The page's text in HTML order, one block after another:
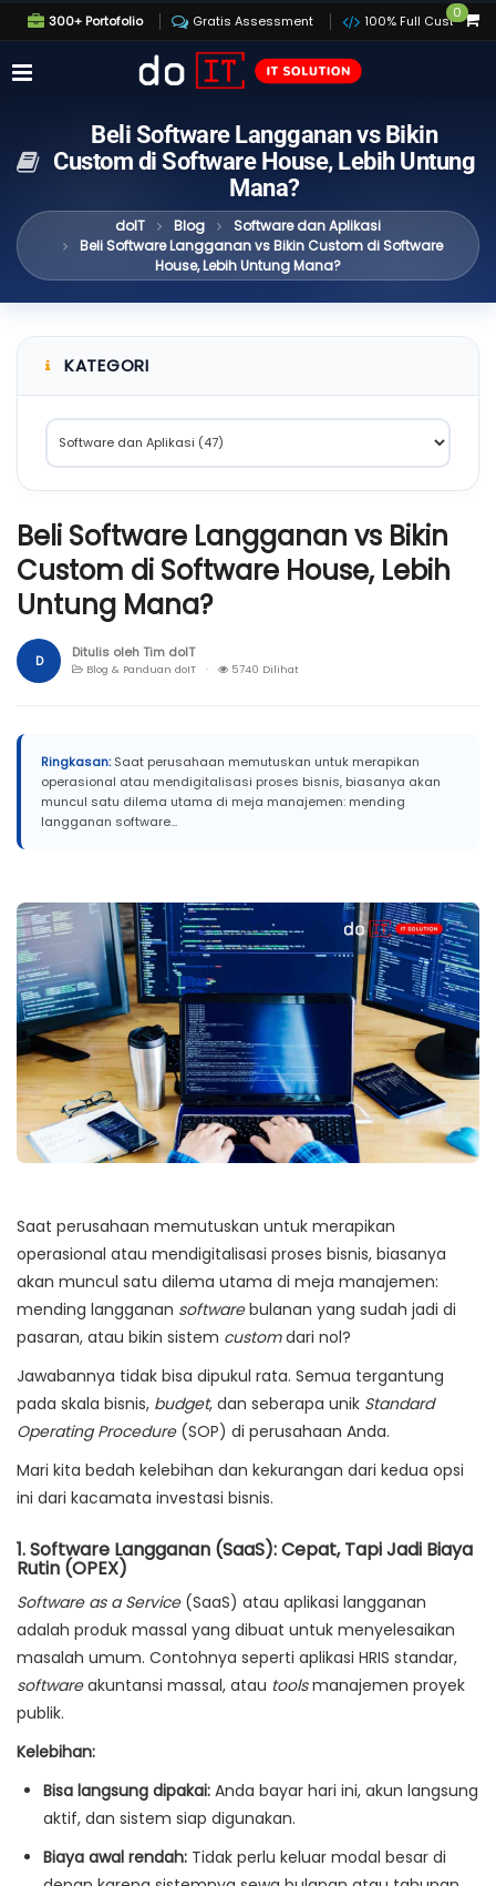
300+ Portofolio Gratis Assessment 100% Full Custom
0
Beli Software Langganan vs Bikin
Custom di Software House, Lebih Untung
Mana?
doIT Blog
Software dan Aplikasi
Beli Software Langganan vs Bikin Custom di Software
House, Lebih Untung Mana?
KATEGORI
Beli Software Langganan vs Bikin
Custom di Software House, Lebih
Untung Mana?
D Ditulis oleh Tim doIT
Blog & Panduan doIT · 5740 Dilihat
Ringkasan:Saat perusahaan memutuskan untuk merapikan
operasional atau mendigitalisasi proses bisnis, biasanya akan
muncul satu dilema utama di meja manajemen: mending
langganan software...
Saat perusahaan memutuskan untuk merapikan
operasional atau mendigitalisasi proses bisnis, biasanya
akan muncul satu dilema utama di meja manajemen:
mending langganan softwarebulanan yang sudah jadi di
pasaran, atau bikin sistem customdari nol?
Jawabannya tidak bisa dipukul rata. Semua tergantung
pada skala bisnis, budget, dan seberapa unik Standard
Operating Procedure(SOP) di perusahaan Anda.
Mari kita bedah kelebihan dan kekurangan dari kedua opsi
ini dari kacamata investasi bisnis.
1. Software Langganan (SaaS): Cepat, Tapi Jadi Biaya
Rutin (OPEX)
Software as a Service(SaaS) atau aplikasi langganan
adalah produk massal yang dibuat untuk menyelesaikan
masalah umum. Contohnya seperti aplikasi HRIS standar,
softwareakuntansi massal, atau toolsmanajemen proyek
publik.
Kelebihan:
Bisa langsung dipakai: Anda bayar hari ini, akun langsung
aktif, dan sistem siap digunakan.
Biaya awal rendah: Tidak perlu keluar modal besar di